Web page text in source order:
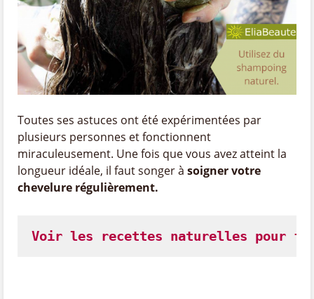
Toutes ses astuces ont été expérimentées par
plusieurs personnes et fonctionnent
miraculeusement. Une fois que vous avez atteint la
longueur idéale, il faut songer à soigner votre
chevelure régulièrement.
Voir les recettes naturelles pour